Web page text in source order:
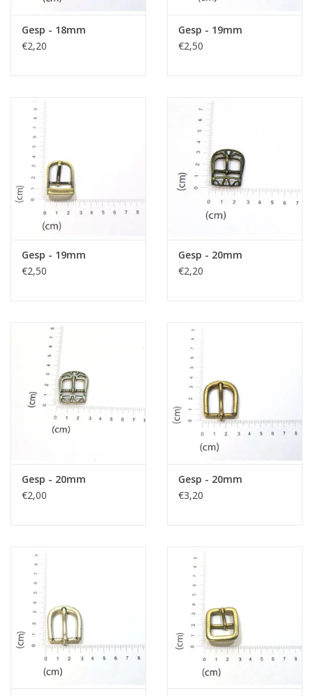
Gesp - 18mm
€2,20
Gesp - 19mm
€2,50
Gesp - 19mm
€2,50
Gesp - 20mm
€2,20
Gesp - 20mm
€2,00
Gesp - 20mm
€3,20